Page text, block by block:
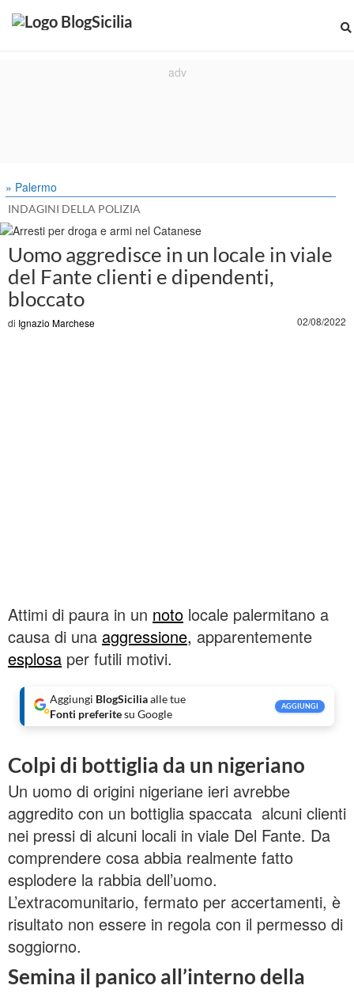
» Palermo
INDAGINI DELLA POLIZIA
Uomo aggredisce in un locale in viale
del Fante clienti e dipendenti,
bloccato
di Ignazio Marchese 02/08/2022
Attimi di paura in un noto locale palermitano a
causa di una aggressione, apparentemente
esplosa per futili motivi.
Aggiungi BlogSiciliaalle tue
Fonti preferitesu Google
AGGIUNGI
Colpi di bottiglia da un nigeriano
Un uomo di origini nigeriane ieri avrebbe
aggredito con un bottiglia spaccata alcuni clienti
nei pressi di alcuni locali in viale Del Fante. Da
comprendere cosa abbia realmente fatto
esplodere la rabbia dell’uomo.
L’extracomunitario, fermato per accertamenti, è
risultato non essere in regola con il permesso di
soggiorno.
Semina il panico all’interno della